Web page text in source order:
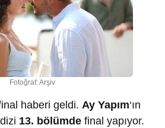
Fotoğraf: Arşiv
haberi geldi. Ay Yapım‘ın
13. bölümde final yapıyor.